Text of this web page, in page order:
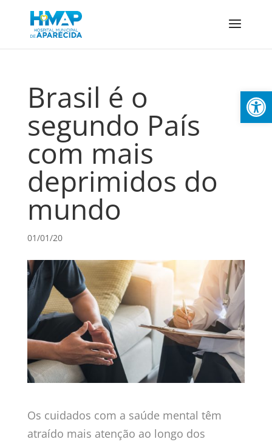
Abrir
Brasil é o
segundo País
com mais
deprimidos do
mundo
01/01/20
Os cuidados com a saúde mental têm
atraído mais atenção ao longo dos